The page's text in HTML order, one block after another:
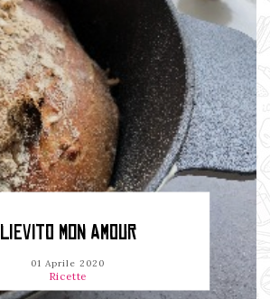
LIEVITO MON AMOUR
01 Aprile 2020
Ricette